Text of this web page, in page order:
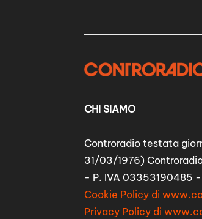
CHI SIAMO
Controradio testata
31/03/1976)
- P. IVA 03353190485 -
Cookie Policy di
Privacy Policy di